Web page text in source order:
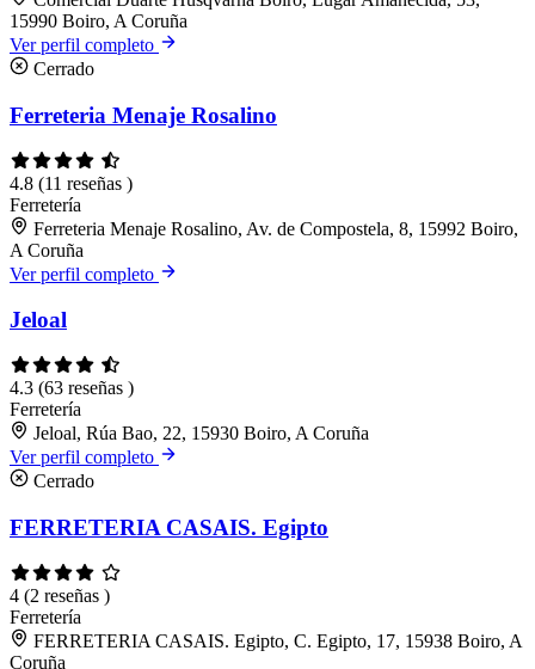
15990 Boiro, A Coruña
Ver perfil completo
Cerrado
Ferreteria Menaje Rosalino
4.8 (11 reseñas )
Ferretería
Ferreteria Menaje Rosalino, Av. de Compostela, 8, 15992 Boiro,
A Coruña
Ver perfil completo
Jeloal
4.3 (63 reseñas )
Ferretería
Jeloal, Rúa Bao, 22, 15930 Boiro, A Coruña
Ver perfil completo
Cerrado
FERRETERIA CASAIS. Egipto
4 (2 reseñas )
Ferretería
FERRETERIA CASAIS. Egipto, C. Egipto, 17, 15938 Boiro, A
Coruña